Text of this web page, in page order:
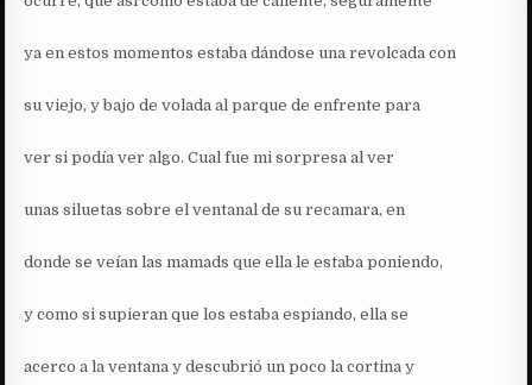
ya en estos momentos estaba dándose una revolcada con
su viejo, y bajo de volada al parque de enfrente para
ver si podía ver algo. Cual fue mi sorpresa al ver
unas siluetas sobre el ventanal de su recamara, en
donde se veían las mamads que ella le estaba poniendo,
y como si supieran que los estaba espiando, ella se
acerco a la ventana y descubrió un poco la cortina y